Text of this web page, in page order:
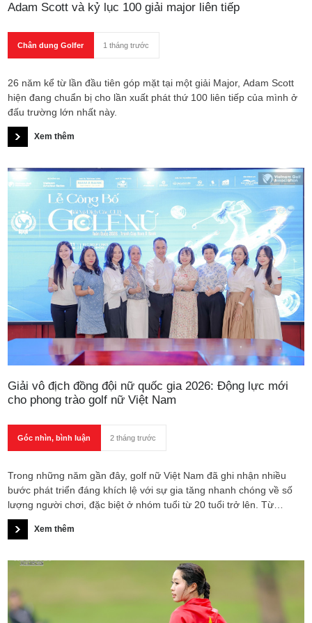
Adam Scott và kỷ lục 100 giải major liên tiếp
Chân dung Golfer 1 tháng trước
26 năm kể từ lần đầu tiên góp mặt tại một giải Major, Adam Scott
hiện đang chuẩn bị cho lần xuất phát thứ 100 liên tiếp của mình ở
đấu trường lớn nhất này.
Xem thêm
Giải vô địch đồng đội nữ quốc gia 2026: Động lực mới
cho phong trào golf nữ Việt Nam
Góc nhìn, bình luận 2 tháng trước
Trong những năm gần đây, golf nữ Việt Nam đã ghi nhận nhiều
bước phát triển đáng khích lệ với sự gia tăng nhanh chóng về số
lượng người chơi, đặc biệt ở nhóm tuổi từ 20 tuổi trở lên. Từ
những nữ doanh nhân, cán bộ quản lý đến các golfer trẻ năng
động, golf đang dần trở thành một môn thể thao được yêu thích
Xem thêm